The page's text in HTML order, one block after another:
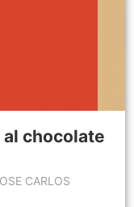
chocolate
CARLOS